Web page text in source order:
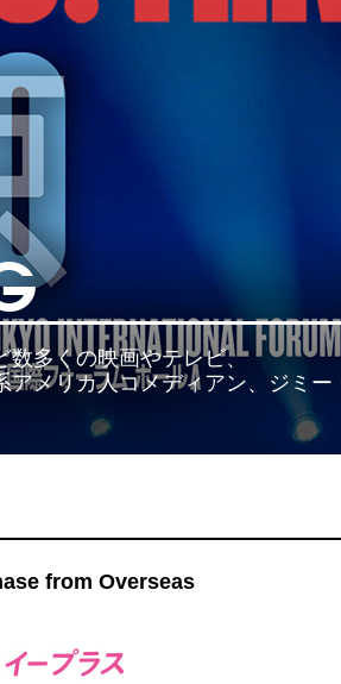
数多くの映画やテレビ、
メリカ人コメディアン、ジミー
from Overseas